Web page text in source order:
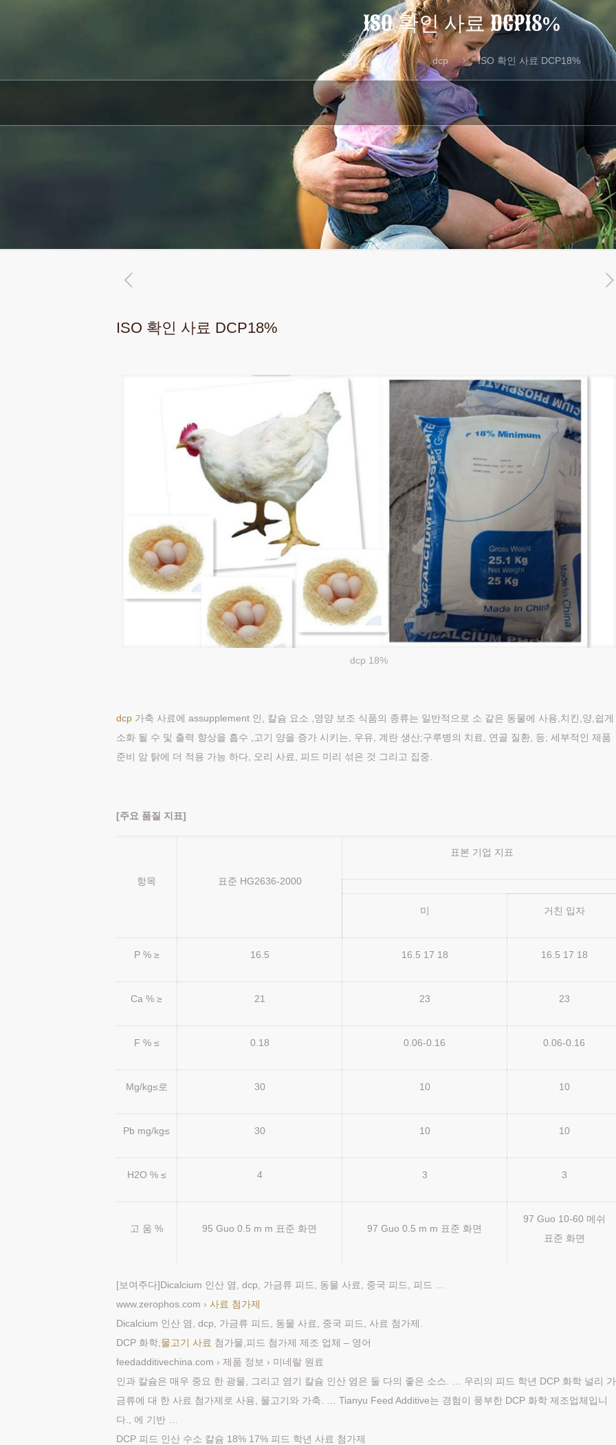
ISO 확인 사료 DCP18%
집 제품 dcp ISO 확인 사료 DCP18%
ISO 확인 사료 DCP18%
dcp 18%
dcp 가축 사료에 assupplement 인, 칼슘 요소 ,영양 보조 식품의 종류는 일반적으로 소 같은 동물에 사용,치킨,양,쉽게
소화 될 수 및 출력 향상을 흡수 ,고기 양을 증가 시키는, 우유, 계란 생산;구루병의 치료, 연골 질환, 등; 세부적인 제품
준비 암 탉에 더 적용 가능 하다, 오리 사료, 피드 미리 섞은 것 그리고 집중.
[주요 품질 지표]
항목 표준 HG2636-2000
표본 기업 지표
미 거친 입자
P % ≥ 16.5 16.5 17 18 16.5 17 18
Ca % ≥ 21 23 23
F % ≤ 0.18 0.06-0.16 0.06-0.16
Mg/kg≤로 30 10 10
Pb mg/kg≤ 30 10 10
H2O % ≤ 4 3 3
고 움 % 95 Guo 0.5 m m 표준 화면 97 Guo 0.5 m m 표준 화면
97 Guo 10-60 메쉬
표준 화면
[보여주다]Dicalcium 인산 염, dcp, 가금류 피드, 동물 사료, 중국 피드, 피드 …
www.zerophos.com ›사료 첨가제
Dicalcium 인산 염, dcp, 가금류 피드, 동물 사료, 중국 피드, 사료 첨가제.
DCP 화학, 물고기 사료 첨가물,피드 첨가제 제조 업체 – 영어
feedadditivechina.com › 제품 정보 › 미네랄 원료
인과 칼슘은 매우 중요 한 광물, 그리고 염기 칼슘 인산 염은 둘 다의 좋은 소스. … 우리의 피드 학년 DCP 화학 널리 가
금류에 대 한 사료 첨가제로 사용, 물고기와 가축. … Tianyu Feed Additive는 경험이 풍부한 DCP 화학 제조업체입니
다., 에 기반 …
DCP 피드 인산 수소 칼슘 18% 17% 피드 학년 사료 첨가제